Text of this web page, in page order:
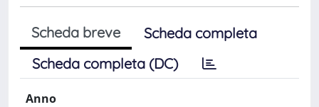
Scheda breve
Scheda completa
Scheda completa (DC)
Anno